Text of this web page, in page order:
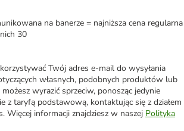
na banerze = najniższa cena regularna
30
Twój adres e-mail do wysyłania
własnych, podobnych produktów lub
wyrazić sprzeciw, ponosząc jedynie
z taryfą podstawową, kontaktując się z działem
Więcej informacji znajdziesz w naszej Polityka